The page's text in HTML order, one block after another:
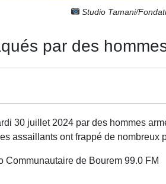
Studio Tamani/
par des
30 juillet 2024 par des hommes
assaillants ont frappé de
Communautaire de Bourem 99.0 FM